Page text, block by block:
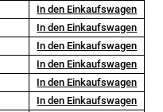
In den Einkaufswagen
In den Einkaufswagen
In den Einkaufswagen
In den Einkaufswagen
In den Einkaufswagen
In den Einkaufswagen